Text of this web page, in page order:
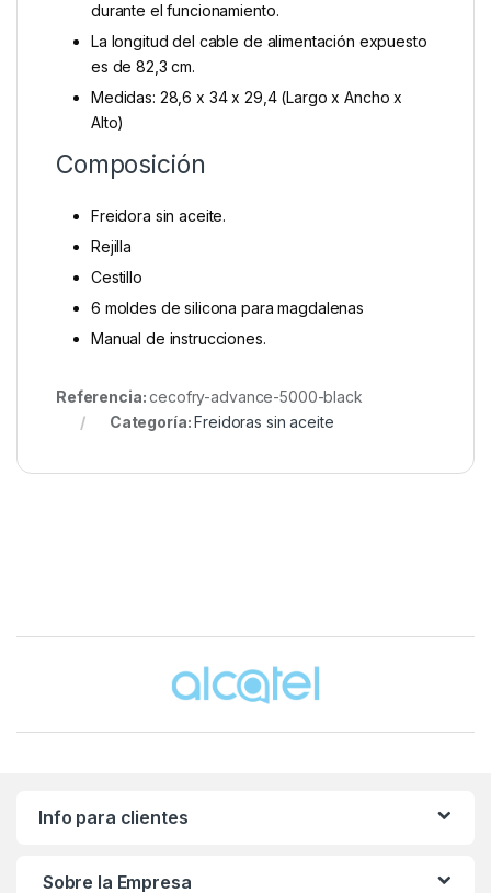
durante el funcionamiento.
La longitud del cable de alimentación expuesto
es de 82,3 cm.
Medidas: 28,6 x 34 x 29,4 (Largo x Ancho x
Alto)
Composición
Freidora sin aceite.
Rejilla
Cestillo
6 moldes de silicona para magdalenas
Manual de instrucciones.
Referencia:cecofry-advance-5000-black
Categoría:Freidoras sin aceite
Info para clientes
Sobre la Empresa